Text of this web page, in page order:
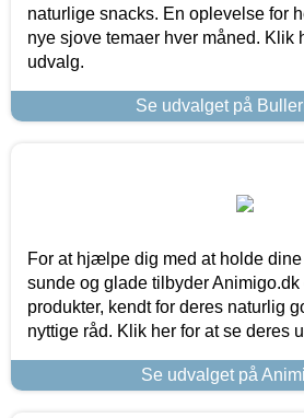
naturlige snacks. En oplevelse for
nye sjove temaer hver måned. Klik
udvalg.
Se udvalget på
For at hjælpe dig med at holde
sunde og glade tilbyder
produkter, kendt for deres naturlig
nyttige råd. Klik her for at se deres
Se udvalget på